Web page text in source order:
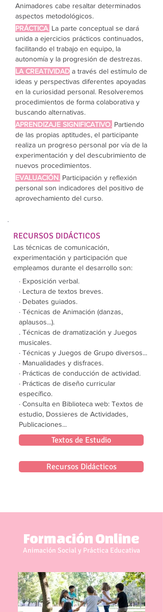
Animadores cabe resaltar determinados
aspectos metodológicos.
PRÁCTICA. La parte conceptual se dará
unida a ejercicios prácticos continuados,
facilitando el trabajo en equipo, la
autonomía y la progresión de destrezas.
LA CREATIVIDAD a través del estímulo de
ideas y perspectivas diferentes apoyadas
en la curiosidad personal. Resolveremos
procedimientos de forma colaborativa y
buscando alternativas.
APRENDIZAJE SIGNIFICATIVO. Partiendo
de las propias aptitudes, el participante
realiza un progreso personal por vía de la
experimentación y del descubrimiento de
nuevos procedimientos.
EVALUACIÓN. Participación y reflexión
personal son indicadores del positivo de
aprovechamiento del curso.
RECURSOS DIDÁCTICOS
Las técnicas de comunicación,
experimentación y participación que
empleamos durante el desarrollo son:
· Exposición verbal.
· Lectura de textos breves.
· Debates guiados.
· Técnicas de Animación (danzas,
aplausos...).
. Técnicas de dramatización y Juegos
musicales.
· Técnicas y Juegos de Grupo diversos...
· Manualidades y disfraces.
· Prácticas de conducción de actividad.
· Prácticas de diseño curricular
específico.
· Consulta en Biblioteca web: Textos de
estudio, Dossieres de Actividades,
Publicaciones...
Textos de Estudio
Recursos Didácticos
Formación Online
Animación Social y Práctica Educativa